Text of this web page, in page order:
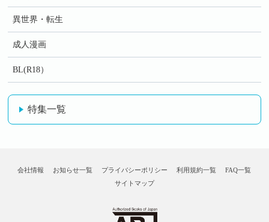
異世界・転生
成人漫画
BL(R18）
特集一覧
会社情報 お知らせ一覧 プライバシーポリシー 利用規約一覧
FAQ一覧
サイトマップ